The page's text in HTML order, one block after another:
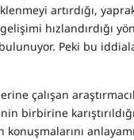
artırdığı,
hızlandırdığı
bulunuyor. Peki bu
çalışan
birbirine
konuşmalarını